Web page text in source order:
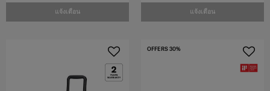
แจ้งเตือน แจ้งเตือน
OFFERS 30%